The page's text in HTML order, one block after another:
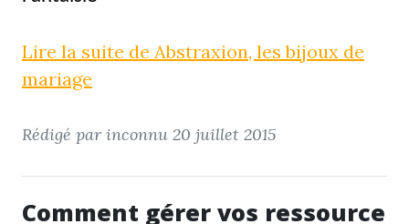
Lire la suite de Abstraxion, les bijoux de
mariage
Rédigé par inconnu 20 juillet 2015
Comment gérer vos ressource